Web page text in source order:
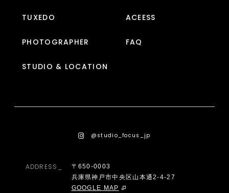
TUXEDO
PHOTOGRAPHER
STUDIO & LOCATION
ACEESS
FAQ
@studio_focus_jp
ADDRESS_
〒650-0003
兵庫県神戸市中央区山本通2-4-27
GOOGLE MAP